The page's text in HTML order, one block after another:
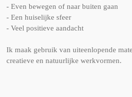
- Even bewegen of naar buiten gaan
- Een huiselijke sfeer
- Veel positieve aandacht
Ik maak gebruik van uiteenlopende
creatieve en natuurlijke werkvormen.